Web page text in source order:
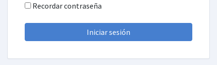
Recordar contraseña
Iniciar sesión